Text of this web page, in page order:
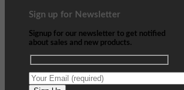
Sign up for Newsletter
Signup for our newsletter to get notified
about sales and new products.